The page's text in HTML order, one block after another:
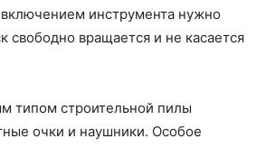
инструмента нужно
свободно вращается и не касается
типом строительной пилы
очки и наушники. Особое